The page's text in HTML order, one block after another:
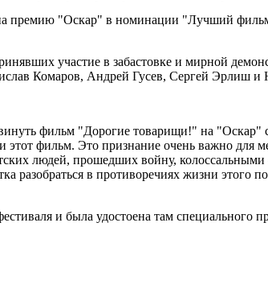
премию "Оскар" в номинации "Лучший
участие в забастовке и мирной
Комаров, Андрей Гусев, Сергей Эрлиш и
фильм "Дорогие товарищи!" на "Оскар"
фильм. Это признание очень важно для
людей, прошедших войну,
в противоречиях жизни этого
и была удостоена там специального